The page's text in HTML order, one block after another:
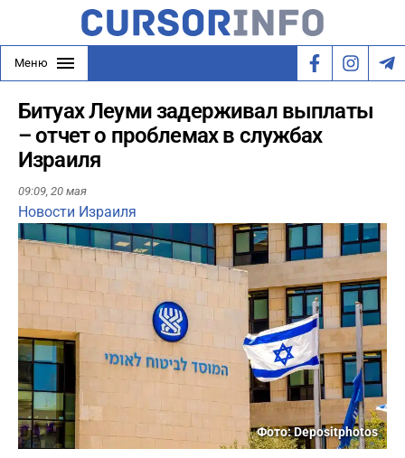
Меню
Битуах Леуми задерживал выплаты
– отчет о проблемах в службах
Израиля
09:09, 20 мая
Новости Израиля
Фото: Depositphotos